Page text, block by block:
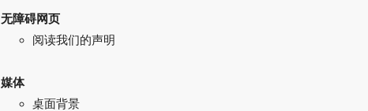
无障碍网页
阅读我们的声明
媒体
桌面背景